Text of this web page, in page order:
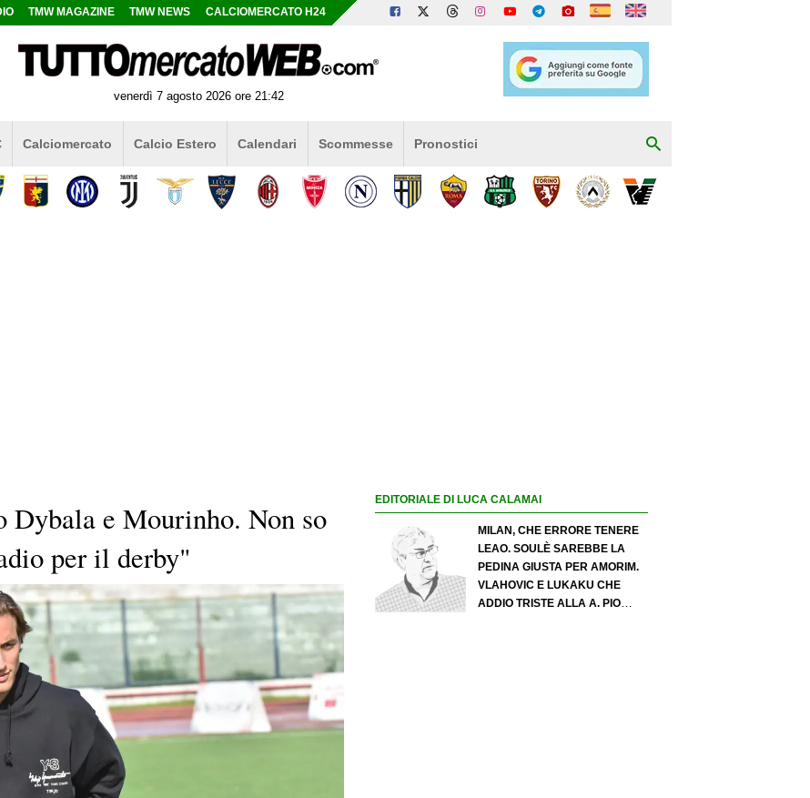
TMW MAGAZINE TMW NEWS CALCIOMERCATO H24
venerdì 7 agosto 2026 ore 21:42
Calciomercato Calcio Estero Calendari Scommesse Pronostici
Dybala e Mourinho. Non so
per il derby"
EDITORIALE DI LUCA CALAMAI
MILAN, CHE ERRORE TENERE
LEAO. SOULÈ SAREBBE LA
PEDINA GIUSTA PER AMORIM.
VLAHOVIC E LUKAKU CHE
ADDIO TRISTE ALLA A. PIO